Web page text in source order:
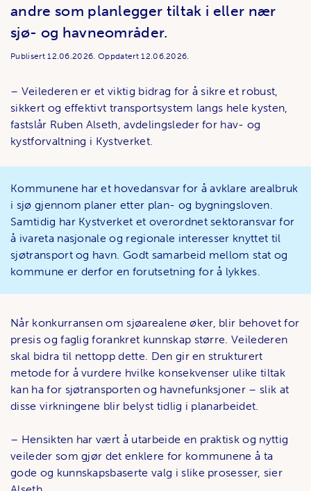
andre som planlegger tiltak i eller nær
sjø- og havneområder.
Publisert12.06.2026.Oppdatert12.06.2026.
– Veilederen er et viktig bidrag for å sikre et robust,
sikkert og effektivt transportsystem langs hele kysten,
fastslår Ruben Alseth, avdelingsleder for hav- og
kystforvaltning i Kystverket.
Kommunene har et hovedansvar for å avklare arealbruk
i sjø gjennom planer etter plan- og bygningsloven.
Samtidig har Kystverket et overordnet sektoransvar for
å ivareta nasjonale og regionale interesser knyttet til
sjøtransport og havn. Godt samarbeid mellom stat og
kommune er derfor en forutsetning for å lykkes.
Når konkurransen om sjøarealene øker, blir behovet for
presis og faglig forankret kunnskap større. Veilederen
skal bidra til nettopp dette. Den gir en strukturert
metode for å vurdere hvilke konsekvenser ulike tiltak
kan ha for sjøtransporten og havnefunksjoner – slik at
disse virkningene blir belyst tidlig i planarbeidet.
– Hensikten har vært å utarbeide en praktisk og nyttig
veileder som gjør det enklere for kommunene å ta
gode og kunnskapsbaserte valg i slike prosesser, sier